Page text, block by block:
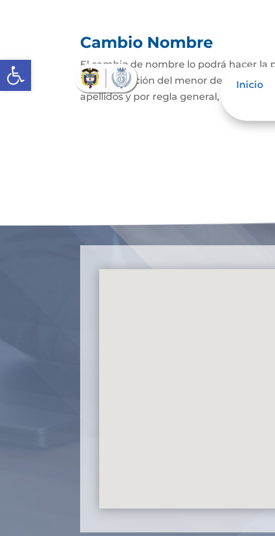
Abrir barra de herramientas
Inicio
Cambio Nombre
El cambio de nombre lo podrá hacer
representación del menor de edad,
apellidos y por regla general, solo